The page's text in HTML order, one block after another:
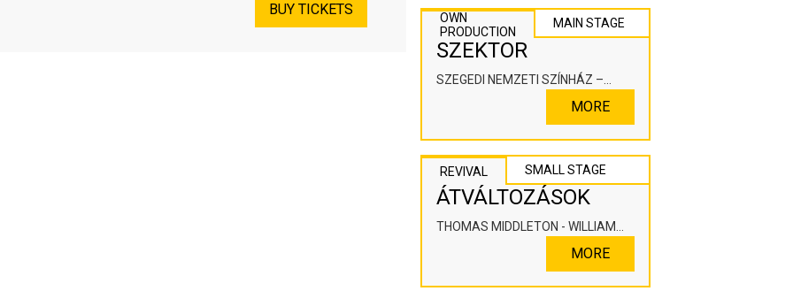
BUY TICKETS
OWN
PRODUCTION
MAIN STAGE
SZEKTOR
SZEGEDI NEMZETI SZÍNHÁZ –
KOOPERÁLÓ SZÍNHÁZPEDAGÓGIAI
MORE
REVIVAL SMALL STAGE
ÁTVÁLTOZÁSOK
THOMAS MIDDLETON - WILLIAM
MORE